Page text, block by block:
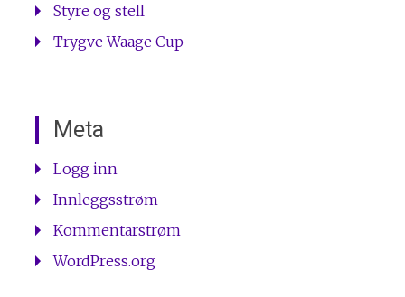
Styre og stell
Trygve Waage Cup
Meta
Logg inn
Innleggsstrøm
Kommentarstrøm
WordPress.org